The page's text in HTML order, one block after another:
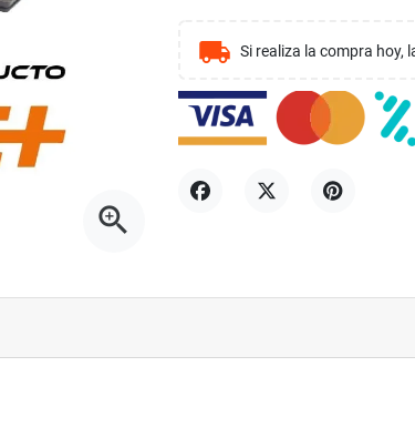
zoom_in
local_shipping Si realiza la compra hoy,